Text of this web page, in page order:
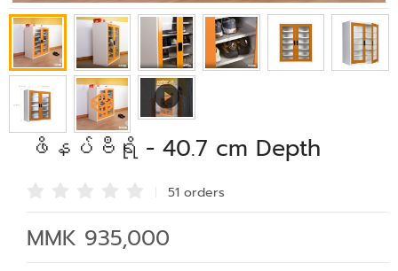
ဖိနပ်ဗီရို - 40.7 cm Depth
51 orders
MMK 935,000